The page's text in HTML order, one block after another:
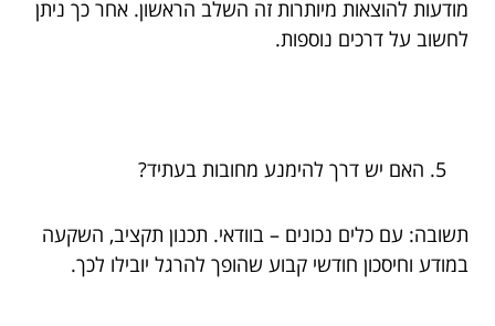
מודעות להוצאות מיותרות זה השלב הראשון. אחר כך ניתן
לחשוב על דרכים נוספות.
האם יש דרך להימנע מחובות בעתיד?
תשובה: עם כלים נכונים – בוודאי. תכנון תקציב, השקעה
במודע וחיסכון חודשי קבוע שהופך להרגל יובילו לכך.